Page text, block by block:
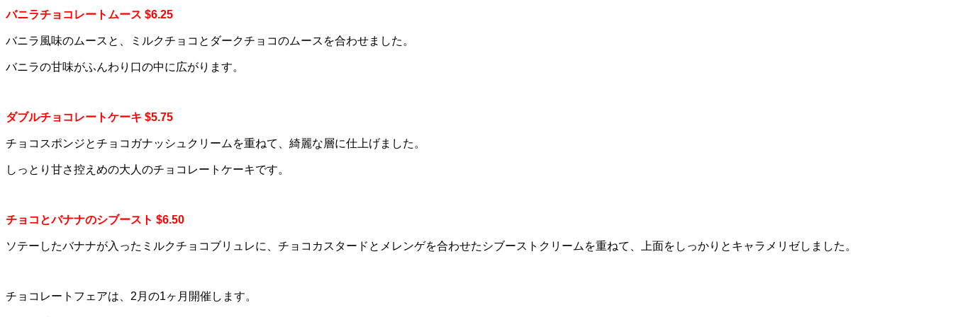
バニラチョコレートムース $6.25
バニラ風味のムースと、ミルクチョコとダークチョコのムースを合わせました。
バニラの甘味がふんわり口の中に広がります。
ダブルチョコレートケーキ $5.75
チョコスポンジとチョコガナッシュクリームを重ねて、綺麗な層に仕上げました。
しっとり甘さ控えめの大人のチョコレートケーキです。
チョコとバナナのシブースト $6.50
ソテーしたバナナが入ったミルクチョコブリュレに、チョコカスタードとメレンゲを合わせたシブーストクリームを重ねて、上面をしっかりとキャラメリゼしました。
チョコレートフェアは、2月の1ヶ月開催します。